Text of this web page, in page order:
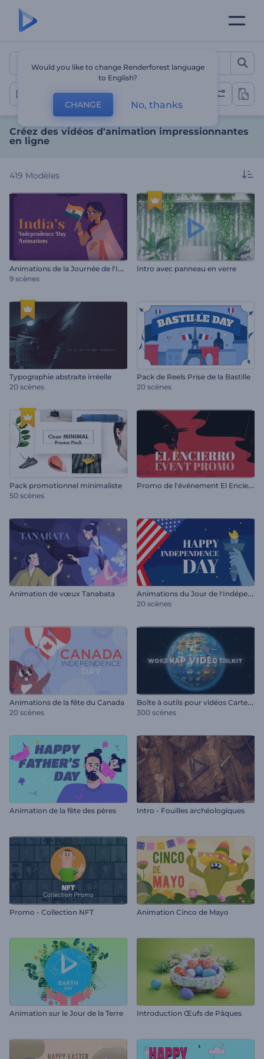
Créez des vidéos
Vidéos animées
Créez des vidéos d'animation impressionnantes
en ligne
419 Modèles
A
nimations de la Journée de l'Indépendance de l'Inde
9 scènes
Intro avec panneau en verre
Typographie abstraite irréelle
20 scènes
Pack de Reels Prise de la Bastille
20 scènes
Pack promotionnel minimaliste
50 scènes
P
romo de l'événement El Encierro
Animation de vœux Tanabata A
nimations du Jour de l'Indépendance des États-Unis
20 scènes
Animations de la fête du Canada
20 scènes
B
oîte à outils pour vidéos Carte du monde
300 scènes
Animation de la fête des pères Intro - Fouilles archéologiques
Promo - Collection NFT Animation Cinco de Mayo
Animation sur le Jour de la Terre Introduction Œufs de Pâques
Would you like to change Renderforest language
to English?
CHANGE No, thanks